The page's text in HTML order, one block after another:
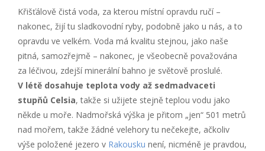
Křišťálově čistá voda, za kterou místní opravdu ručí –
nakonec, žijí tu sladkovodní ryby, podobně jako u nás, a to
opravdu ve velkém. Voda má kvalitu stejnou, jako naše
pitná, samozřejmě – nakonec, je všeobecně považována
za léčivou, zdejší minerální bahno je světově proslulé.
V létě dosahuje teplota vody až sedmadvaceti
stupňů Celsia, takže si užijete stejně teplou vodu jako
někde u moře. Nadmořská výška je přitom „jen“ 501 metrů
nad mořem, takže žádné velehory tu nečekejte, ačkoliv
výše položené jezero v Rakousku není, nicméně je pravdou,